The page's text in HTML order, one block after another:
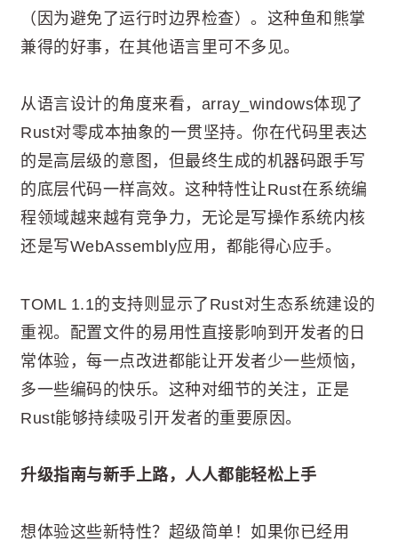
（因为避免了运行时边界检查）。这种鱼和熊掌
兼得的好事，在其他语言里可不多见。
从语言设计的角度来看，array_windows体现了
Rust对零成本抽象的一贯坚持。你在代码里表达
的是高层级的意图，但最终生成的机器码跟手写
的底层代码一样高效。这种特性让Rust在系统编
程领域越来越有竞争力，无论是写操作系统内核
还是写WebAssembly应用，都能得心应手。
TOML 1.1的支持则显示了Rust对生态系统建设的
重视。配置文件的易用性直接影响到开发者的日
常体验，每一点改进都能让开发者少一些烦恼，
多一些编码的快乐。这种对细节的关注，正是
Rust能够持续吸引开发者的重要原因。
升级指南与新手上路，人人都能轻松上手
想体验这些新特性？超级简单！如果你已经用